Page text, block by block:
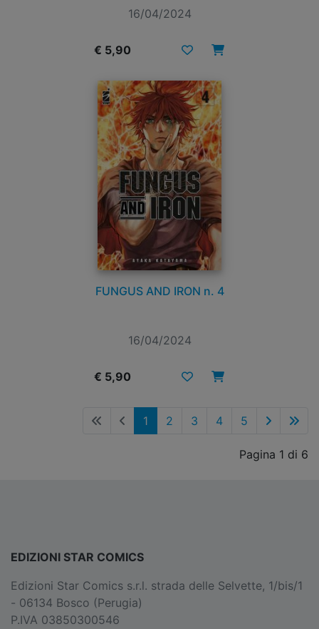
16/04/2024
€ 5,90
FUNGUS AND IRON n. 4
16/04/2024
€ 5,90
1 2 3 4 5
Pagina 1 di 6
EDIZIONI STAR COMICS
Edizioni Star Comics s.r.l. strada delle Selvette, 1/bis/1
- 06134 Bosco (Perugia)
P.IVA 03850300546